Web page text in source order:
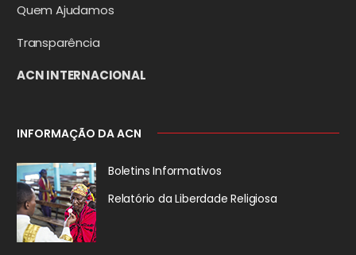
Quem Ajudamos
Transparência
ACN INTERNACIONAL
INFORMAÇÃO DA ACN
Boletins Informativos
Relatório da Liberdade Religiosa